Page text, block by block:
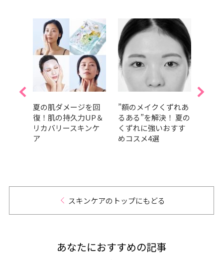
夏の肌ダメージを回
復！肌の持久力UP＆
リカバリースキンケ
ア
”額のメイクくずれあ
るある”を解決！ 夏の
くずれに強いおすす
めコスメ4選
スキンケアのトップにもどる
あなたにおすすめの記事